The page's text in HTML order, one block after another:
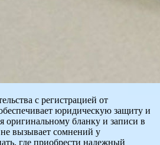
с регистрацией от
юридическую защиту и
оригинальному бланку и записи в
вызывает сомнений у
где приобрести надежный